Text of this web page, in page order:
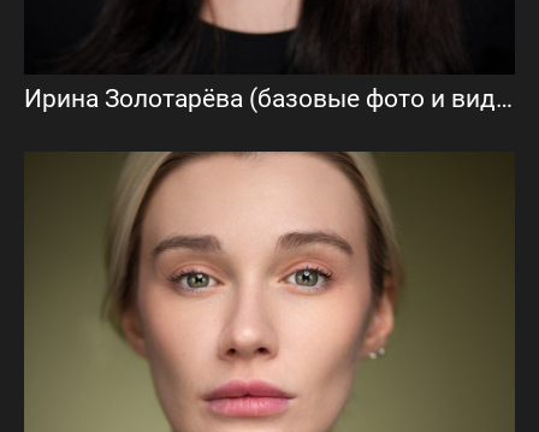
Ирина Золотарёва (базовые фото и видеовизитка)